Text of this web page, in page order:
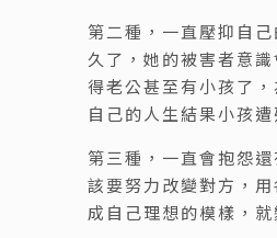
第二種，一直壓抑自
久了，她的被害者意
得老公甚至有小孩了
自己的人生結果小孩遭
第三種，一直會抱怨
該要努力改變對方，
成自己理想的模樣，